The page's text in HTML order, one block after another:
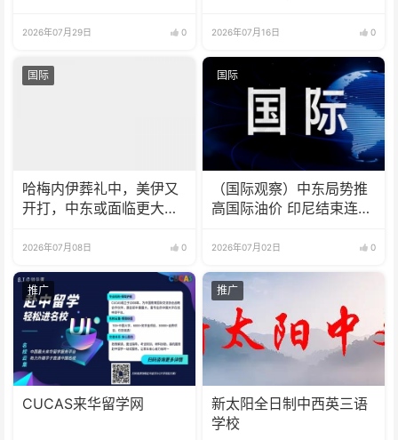
2026年07月29日 0 2026年07月16日 0
国际
哈梅内伊葬礼中，美伊又
开打，中东或面临更大规
2026年07月08日 0
国际
（国际观察）中东局势推
高国际油价 印尼结束连续
2026年07月02日 0
推广
CUCAS来华留学网
推广
新太阳全日制中西英三语
学校